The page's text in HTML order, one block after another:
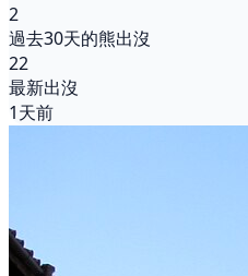
2
過去30天的熊出沒
22
最新出沒
1天前